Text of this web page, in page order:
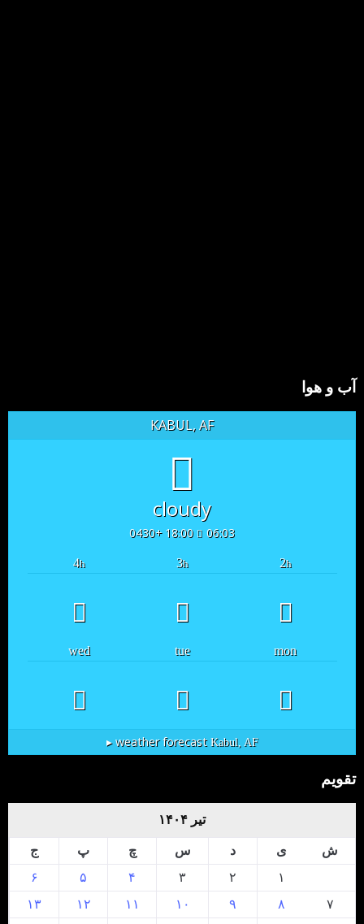
آب و هوا
KABUL, AF
cloudy
06:03
18:00 +0430
2h
3h
4h
mon
tue
wed
Kabul, AF
weather forecast ▸
تقویم
تیر ۱۴۰۴
ش ی د س چ پ
ج
۱
۲ ۳ ۴ ۵
۶
۷
۸ ۹ ۱۰ ۱۱ ۱۲
۱۳